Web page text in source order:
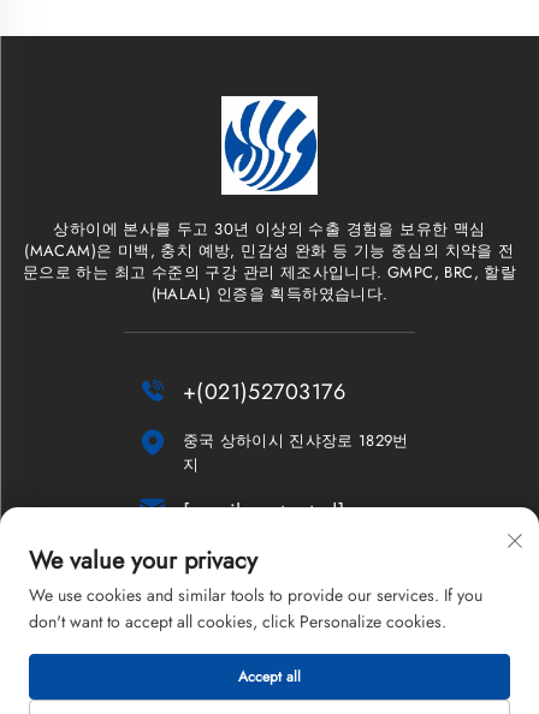
상하이에 본사를 두고 30년 이상의 수출 경험을 보유한 맥심
(MACAM)은 미백, 충치 예방, 민감성 완화 등 기능 중심의 치약을 전
문으로 하는 최고 수준의 구강 관리 제조사입니다. GMPC, BRC, 할랄
(HALAL) 인증을 획득하였습니다.
 +(021)52703176

중국 상하이시 진샤장로 1829번
지
 [email protected]
뉴스레터
저작권 © 2026 상하이 맥심 컴퍼니 리미티드. 모든 권리 보유.
We value your privacy
We use cookies and similar tools to provide our services. If you
don't want to accept all cookies, click Personalize cookies.
Accept all